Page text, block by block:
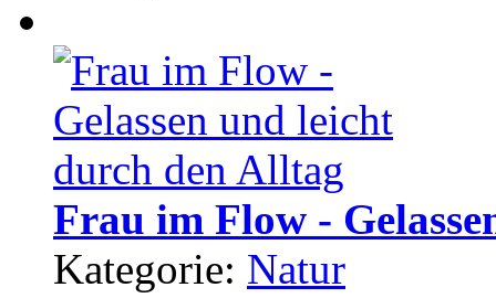
Frau im Flow -
Kategorie: Natur